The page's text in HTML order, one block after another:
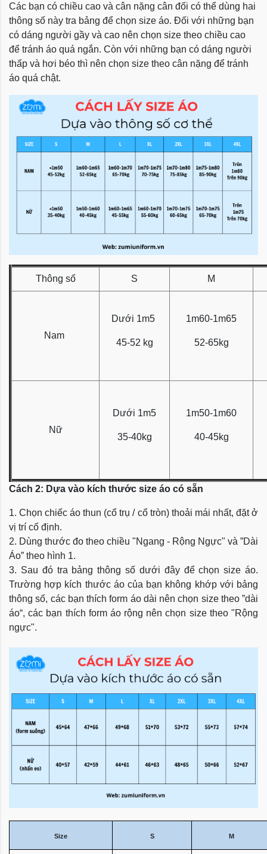
Các bạn có chiều cao và cân nặng cân đối có thể dùng hai
thông số này tra bảng để chọn size áo. Đối với những bạn
có dáng người gầy và cao nên chọn size theo chiều cao
để tránh áo quá ngắn. Còn với những bạn có dáng người
thấp và hơi béo thì nên chọn size theo cân nặng để tránh
áo quá chật.
Thông số S M
Nam
Dưới 1m5
45-52 kg
1m60-1m65
52-65kg
Nữ
Dưới 1m5
35-40kg
1m50-1m60
40-45kg
Cách 2: Dựa vào kích thước size áo có sẵn
1. Chọn chiếc áo thun (cổ trụ / cổ tròn) thoải mái nhất, đặt ở
vị trí cố định.
2. Dùng thước đo theo chiều "Ngang - Rộng Ngực" và ”Dài
Áo” theo hình 1.
3. Sau đó tra bảng thông số dưới đây để chọn size áo.
Trường hợp kích thước áo của bạn không khớp với bảng
thông số, các bạn thích form áo dài nên chọn size theo ”dài
áo“, các bạn thích form áo rộng nên chọn size theo "Rộng
ngực".
Size S M